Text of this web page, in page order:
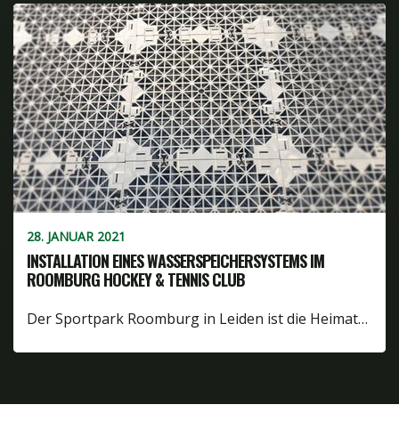
28. JANUAR 2021
INSTALLATION EINES WASSERSPEICHERSYSTEMS IM
ROOMBURG HOCKEY & TENNIS CLUB
Der Sportpark Roomburg in Leiden ist die Heimat…